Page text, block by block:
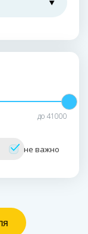
до41000
не важно